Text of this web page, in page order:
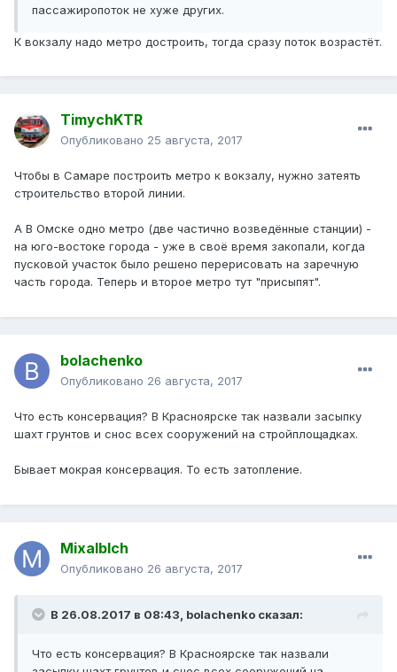
пассажиропоток не хуже других.
К вокзалу надо метро достроить, тогда сразу поток возрастёт.
TimychKTR
Опубликовано 25 августа, 2017
Чтобы в Самаре построить метро к вокзалу, нужно затеять
строительство второй линии.
А В Омске одно метро (две частично возведённые станции) -
на юго-востоке города - уже в своё время закопали, когда
пусковой участок было решено перерисовать на заречную
часть города. Теперь и второе метро тут "присыпят".
bolachenko
Опубликовано 26 августа, 2017
Что есть консервация? В Красноярске так назвали засыпку
шахт грунтов и снос всех сооружений на стройплощадках.
Бывает мокрая консервация. То есть затопление.
Mixalblch
Опубликовано 26 августа, 2017
В 26.08.2017 в 08:43, bolachenko сказал:
Что есть консервация? В Красноярске так назвали